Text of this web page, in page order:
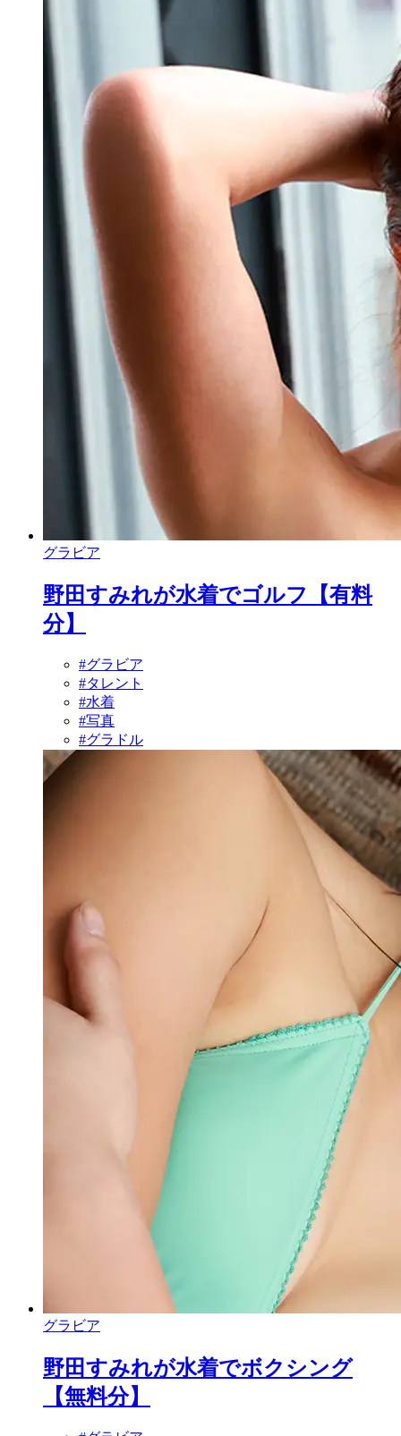
グラビア
野田すみれが水着でゴルフ【有料
分】
#グラビア
#タレント
#水着
#写真
#グラドル
グラビア
野田すみれが水着でボクシング
【無料分】